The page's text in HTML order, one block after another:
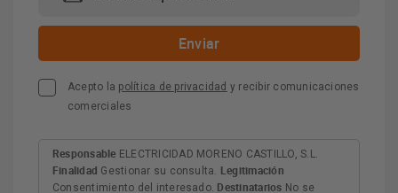
Acepto la política de privacidad y recibir comunicaciones
comerciales
Responsable ELECTRICIDAD MORENO CASTILLO, S.L.
Finalidad Gestionar su consulta. Legitimación
Consentimiento del interesado. Destinatarios No se